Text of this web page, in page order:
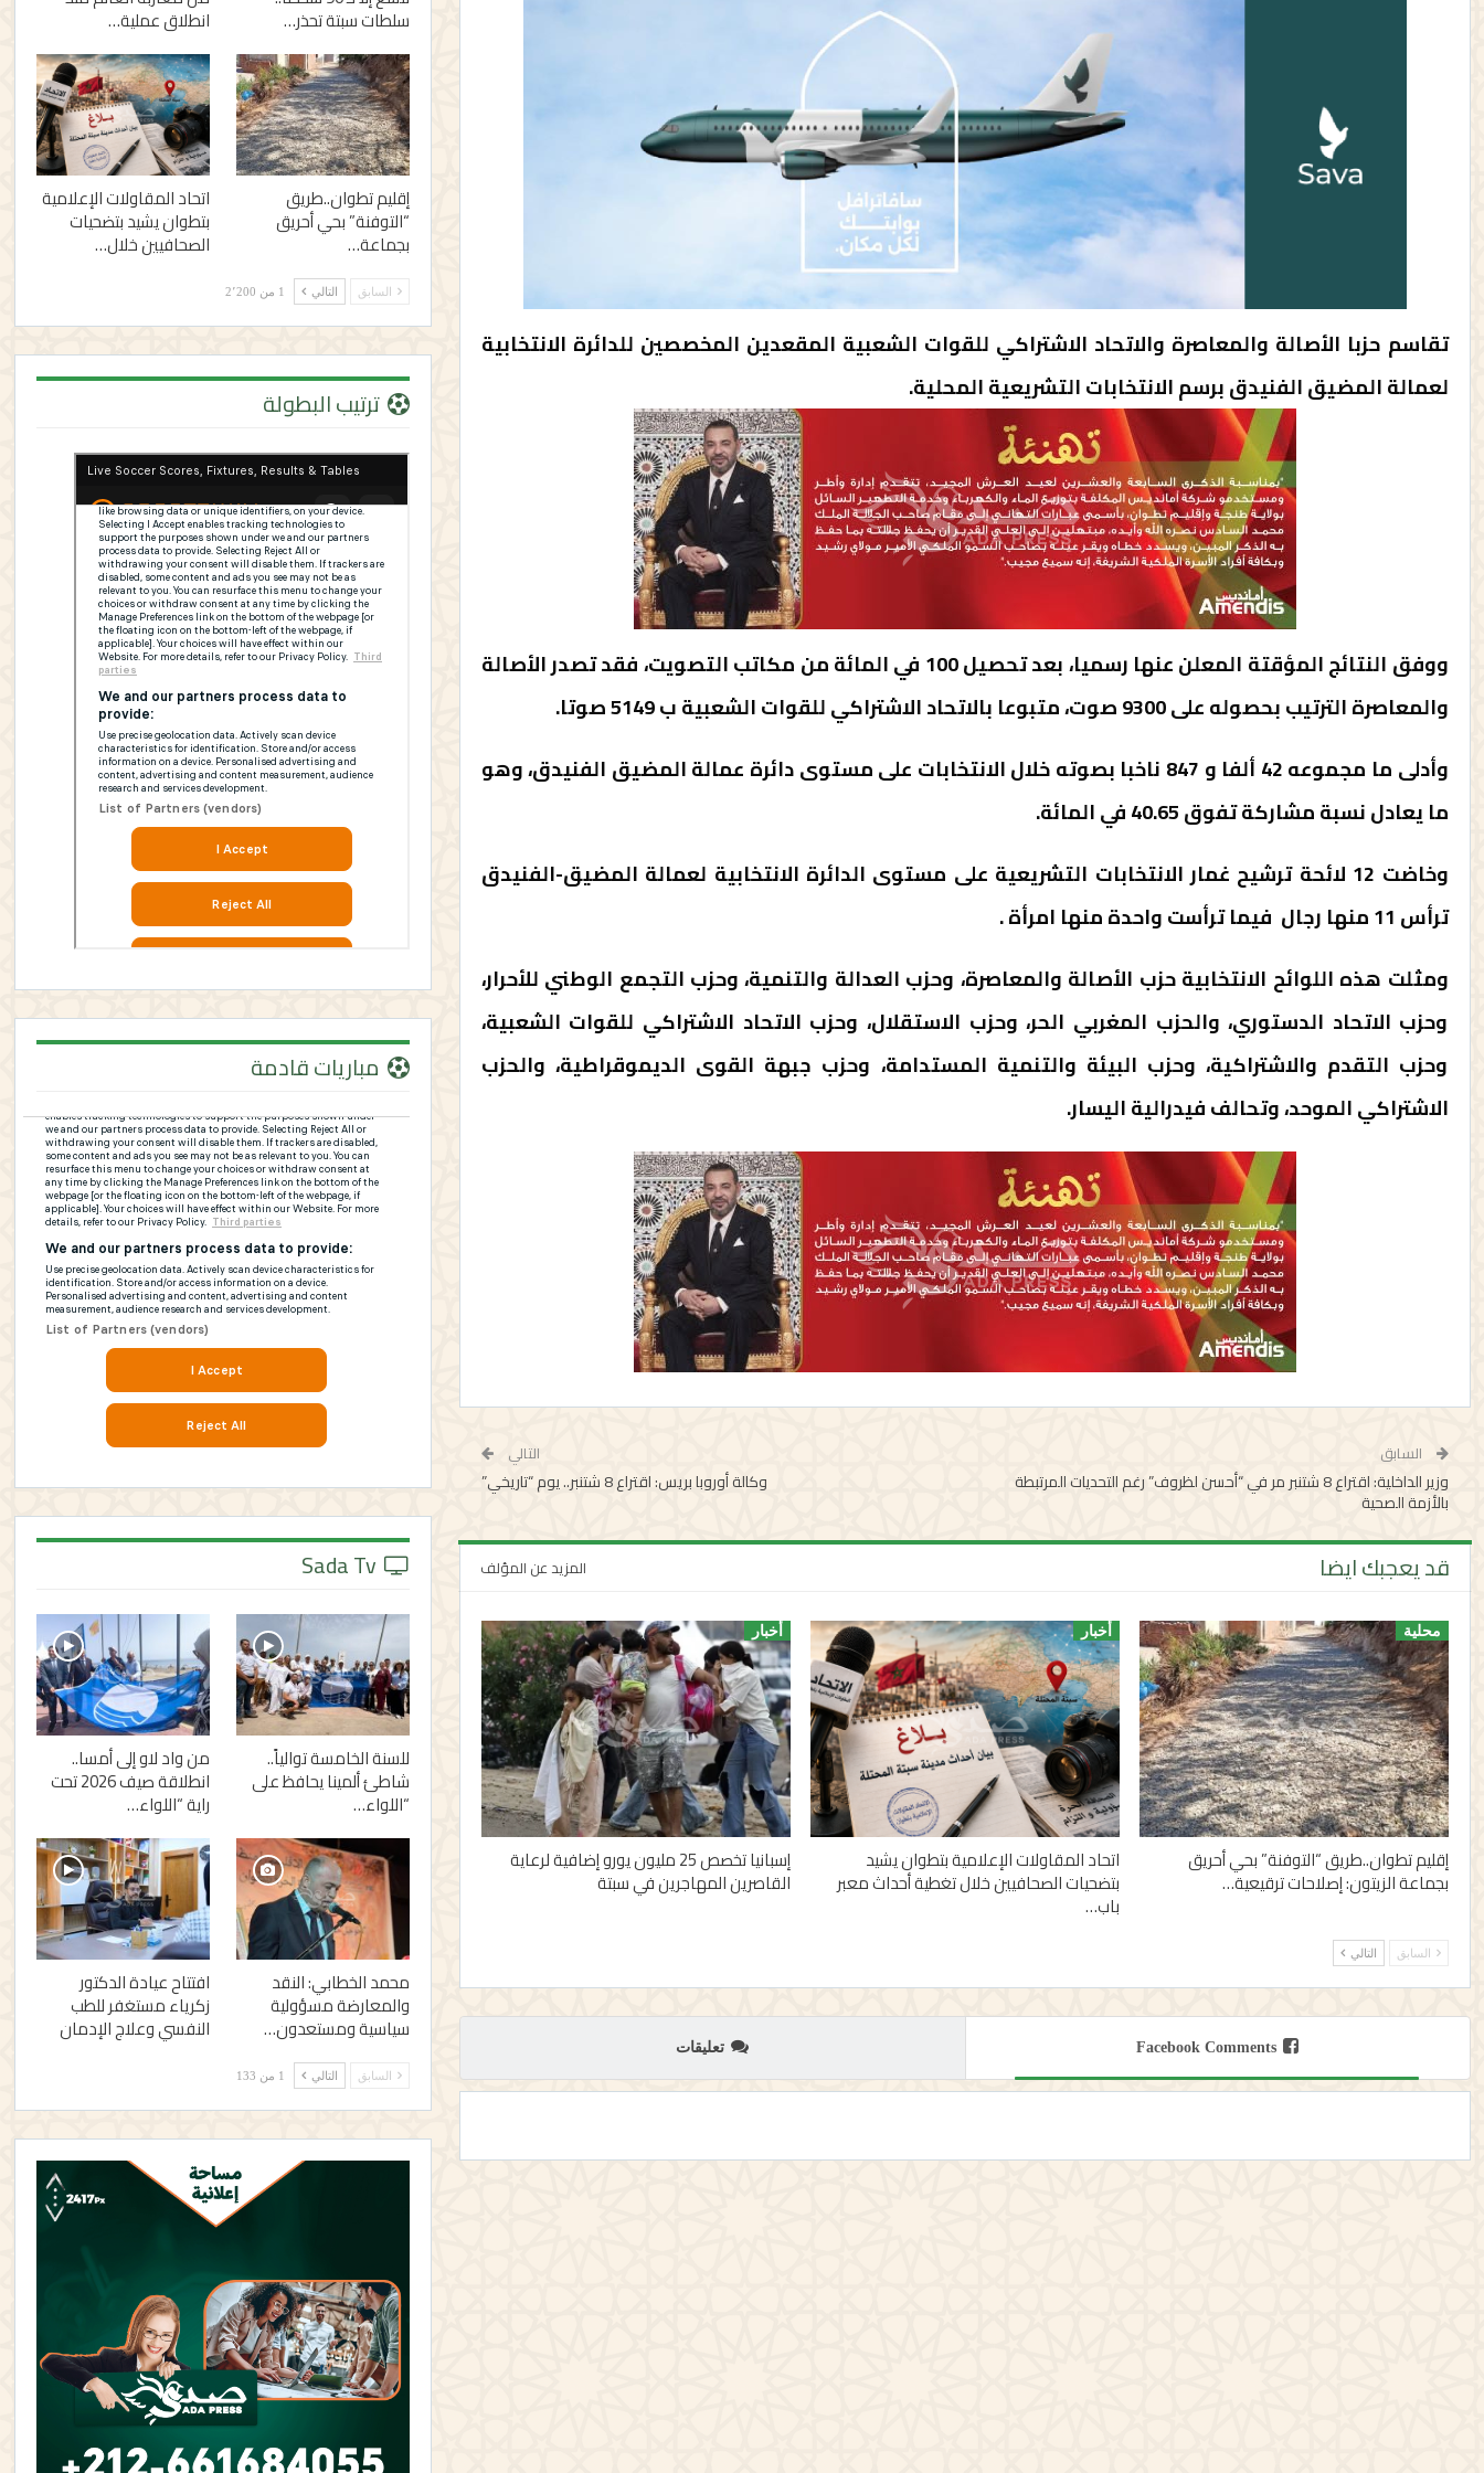
تقاسم حزبا الأصالة والمعاصرة والاتحاد الاشتراكي للقوات الشعبية المقعدين المخصصين للدائرة الانتخابية
لعمالة المضيق الفنيدق برسم الانتخابات التشريعية المحلية.
ووفق النتائج المؤقتة المعلن عنها رسميا، بعد تحصيل 100 في المائة من مكاتب التصويت، فقد تصدر الأصالة
والمعاصرة الترتيب بحصوله على 9300 صوت، متبوعا بالاتحاد الاشتراكي للقوات الشعبية ب 5149 صوتا.
وأدلى ما مجموعه 42 ألفا و 847 ناخبا بصوته خلال الانتخابات على مستوى دائرة عمالة المضيق الفنيدق، وهو
ما يعادل نسبة مشاركة تفوق 40.65 في المائة.
وخاضت 12 لائحة ترشيح غمار الانتخابات التشريعية على مستوى الدائرة الانتخابية لعمالة المضيق-الفنيدق
ترأس 11 منها رجال فيما ترأست واحدة منها امرأة .
ومثلت هذه اللوائح الانتخابية حزب الأصالة والمعاصرة، وحزب العدالة والتنمية، وحزب التجمع الوطني للأحرار،
وحزب الاتحاد الدستوري، والحزب المغربي الحر، وحزب الاستقلال، وحزب الاتحاد الاشتراكي للقوات الشعبية،
وحزب التقدم والاشتراكية، وحزب البيئة والتنمية المستدامة، وحزب جبهة القوى الديموقراطية، والحزب
الاشتراكي الموحد، وتحالف فيدرالية اليسار.
السابق
وزير الداخلية: اقتراع 8 شتنبر مر في “أحسن لظروف” رغم التحديات المرتبطة
بالأزمة الصحية
التالي
وكالة أوروبا بريس: اقتراع 8 شتنبر.. يوم “تاريخي”
قد يعجبك ايضا المزيد عن المؤلف
محلية
إقليم تطوان..طريق “التوفنة” بحي أحريق
بجماعة الزيتون: إصلاحات ترقيعية…
أخبار
اتحاد المقاولات الإعلامية بتطوان يشيد
بتضحيات الصحافيين خلال تغطية أحداث معبر
باب…
أخبار
إسبانيا تخصص 25 مليون يورو إضافية لرعاية
القاصرين المهاجرين في سبتة
السابق التالي
Facebook Comments تعليقات
سلطات سبتة تحذر… انطلاق عملية…
إقليم تطوان..طريق
“التوفنة” بحي أحريق
بجماعة…
اتحاد المقاولات الإعلامية
بتطوان يشيد بتضحيات
الصحافيين خلال…
السابق التالي 1 من 2٬200
ترتيب البطولة
مباريات قادمة
للسنة الخامسة توالياً..
شاطئ ألمينا يحافظ على
“اللواء…
من واد لاو إلى أمسا..
انطلاقة صيف 2026 تحت
راية “اللواء…
محمد الخطابي: النقد
والمعارضة مسؤولية
سياسية ومستعدون…
افتتاح عيادة الدكتور
زكرياء مستغفر للطب
النفسي وعلاج الإدمان
السابق التالي 1 من 133